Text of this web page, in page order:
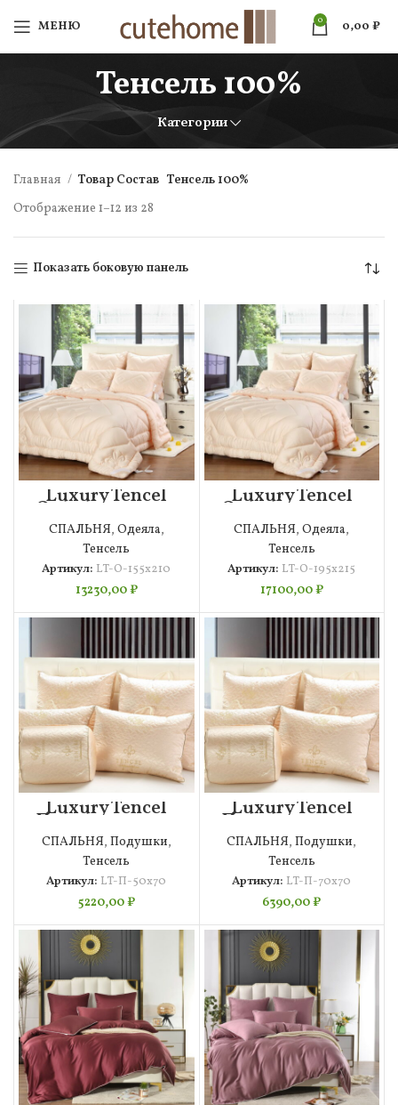
МЕНЮ 0 0,00 ₽
Тенсель 100%
Категории
Главная Товар Состав Тенсель 100%
Отображение 1–12 из 28
Показать боковую панель
Luxury Tencel
Одеяло 155х210
СПАЛЬНЯ, Одеяла,
Тенсель
Артикул: LT-О-155х210
13230,00₽
Luxury Tencel
Одеяло 195х215
СПАЛЬНЯ,Одеяла,
Тенсель
Артикул: LT-О-195х215
17100,00₽
Luxury Tencel
Подушка 50х70
СПАЛЬНЯ, Подушки,
Тенсель
Артикул: LT-П-50х70
5220,00₽
Luxury Tencel
Подушка 70х70
СПАЛЬНЯ,Подушки,
Тенсель
Артикул: LT-П-70х70
6390,00₽